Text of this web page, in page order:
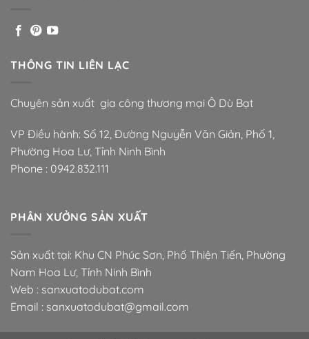
THÔNG TIN LIÊN LẠC
Chuyên sản xuất gia công thương mại Ô Dù Bạt
VP Điều hành: Số 12, Đường Nguyễn Văn Giản, Phố 1,
Phường Hoa Lư, Tỉnh Ninh Bình
Phone : 0942.832.111
PHÂN XƯỞNG SẢN XUẤT
Sản xuất tại: Khu CN Phúc Sơn, Phố Thiện Tiến, Phường
Nam Hoa Lư, Tỉnh Ninh Bình
Web : sanxuatodubat.com
Email : sanxuatodubat@gmail.com